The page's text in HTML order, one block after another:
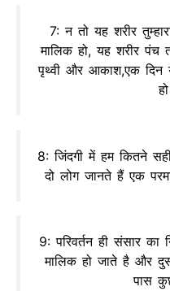
7: न तो यह शरीर
मालिक हो, यह शरीर
पृथ्वी और आकाश,एक दिन
8: जिंदगी में हम कितने
दो लोग जानते हैं एक
9: परिवर्तन ही संसार
मालिक हो जाते है और
पास